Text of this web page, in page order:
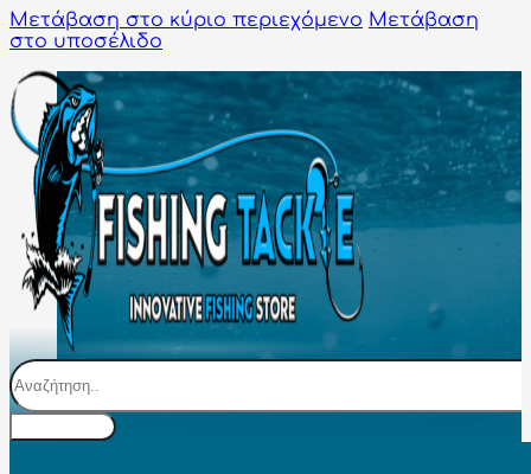
Μετάβαση στο κύριο περιεχόμενο Μετάβαση
στο υποσέλιδο
Αναζήτηση